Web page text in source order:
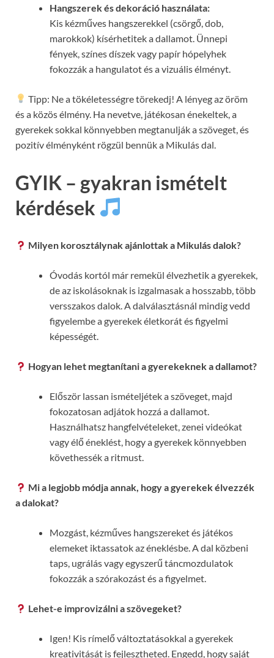
Hangszerek és dekoráció használata:
Kis kézműves hangszerekkel (csörgő, dob,
marokkok) kísérhetitek a dallamot. Ünnepi
fények, színes díszek vagy papír hópelyhek
fokozzák a hangulatot és a vizuális élményt.
Tipp: Ne a tökéletességre törekedj! A lényeg az öröm
és a közös élmény. Ha nevetve, játékosan énekeltek, a
gyerekek sokkal könnyebben megtanulják a szöveget, és
pozitív élményként rögzül bennük a Mikulás dal.
GYIK – gyakran ismételt
kérdések
Milyen korosztálynak ajánlottak a Mikulás dalok?
Óvodás kortól már remekül élvezhetik a gyerekek,
de az iskolásoknak is izgalmasak a hosszabb, több
versszakos dalok. A dalválasztásnál mindig vedd
figyelembe a gyerekek életkorát és figyelmi
képességét.
Hogyan lehet megtanítani a gyerekeknek a dallamot?
Először lassan ismételjétek a szöveget, majd
fokozatosan adjátok hozzá a dallamot.
Használhatsz hangfelvételeket, zenei videókat
vagy élő éneklést, hogy a gyerekek könnyebben
követhessék a ritmust.
Mi a legjobb módja annak, hogy a gyerekek élvezzék
a dalokat?
Mozgást, kézműves hangszereket és játékos
elemeket iktassatok az éneklésbe. A dal közbeni
taps, ugrálás vagy egyszerű táncmozdulatok
fokozzák a szórakozást és a figyelmet.
Lehet-e improvizálni a szövegeket?
Igen! Kis rímelő változtatásokkal a gyerekek
kreativitását is fejlesztheted. Engedd, hogy saját